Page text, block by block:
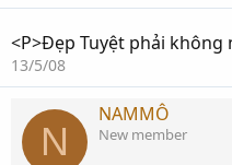
<P>Đẹp Tuyệt phải không
13/5/08
N
NAMMÔ
New member